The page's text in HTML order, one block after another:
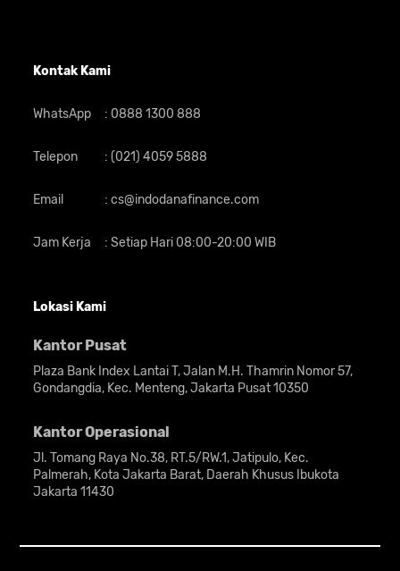
Kontak Kami
WhatsApp : 0888 1300 888
Telepon : (021) 4059 5888
Email : cs@indodanafinance.com
Jam Kerja : Setiap Hari 08:00-20:00 WIB
Lokasi Kami
Kantor Pusat
Plaza Bank Index Lantai T, Jalan M.H. Thamrin Nomor 57,
Gondangdia, Kec. Menteng, Jakarta Pusat 10350
Kantor Operasional
Jl. Tomang Raya No.38, RT.5/RW.1, Jatipulo, Kec.
Palmerah, Kota Jakarta Barat, Daerah Khusus Ibukota
Jakarta 11430